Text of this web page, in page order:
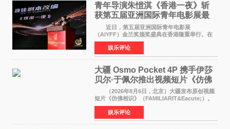
青年导演朱愷淇《香港一夜》斩
获第五届亚洲国际青年电影展最
佳剧本改编奖
近日，第五届亚洲国际青年电影展
（AIYFF）金兰奖颁奖盛典在香港隆重举行。在
这场汇聚数百位海内外电影人、文化界人士及媒
体代表的亚洲青年影视盛会上，香港本土电影
《香港一夜》（Dawn in Ho
娱乐评论
大疆 Osmo Pocket 4P 携手伊莎
贝尔·于佩尔推出视频短片《仿佛
相识》
（2026年8月6日，北京）大疆发布原创视频
短片《仿佛相识》（FAMILIARIT&Eacute;）。
视频短片由戛纳国际电影节最佳女演员伊莎贝尔·
于佩尔（Isabelle Huppert）主演，全程使用大
疆首款双主摄口
娱乐评论